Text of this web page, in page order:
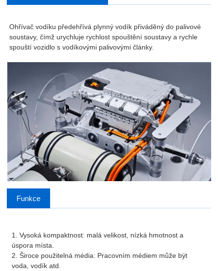
Ohřívač vodíku předehřívá plynný vodík přiváděný do palivové
soustavy, čímž urychluje rychlost spouštění soustavy a rychle
spouští vozidlo s vodíkovými palivovými články.
Funkce
1. Vysoká kompaktnost: malá velikost, nízká hmotnost a
úspora místa.
2. Široce použitelná média: Pracovním médiem může být
voda, vodík atd.